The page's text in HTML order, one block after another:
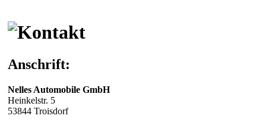
Anschrift:
Nelles Automobile GmbH
Heinkelstr. 5
53844 Troisdorf